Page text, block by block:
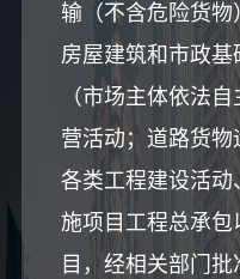
输（不含危险货物
房屋建筑和市政基
（市场主体依法
营活动；道路货物
各类工程建设活
施项目工程总承包
目，经相关部门